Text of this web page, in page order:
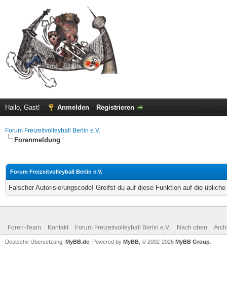
Hallo, Gast! Anmelden Registrieren
Forum Freizeitvolleyball Berlin e.V.
Forenmeldung
Forum Freizeitvolleyball Berlin e.V.
Falscher Autorisierungscode! Greifst du auf diese Funktion auf die
Foren-Team Kontakt Forum Freizeitvolleyball Berlin e.V. Nach oben
Deutsche Übersetzung: MyBB.de , Powered by MyBB , © 2002-2026 MyBB Group